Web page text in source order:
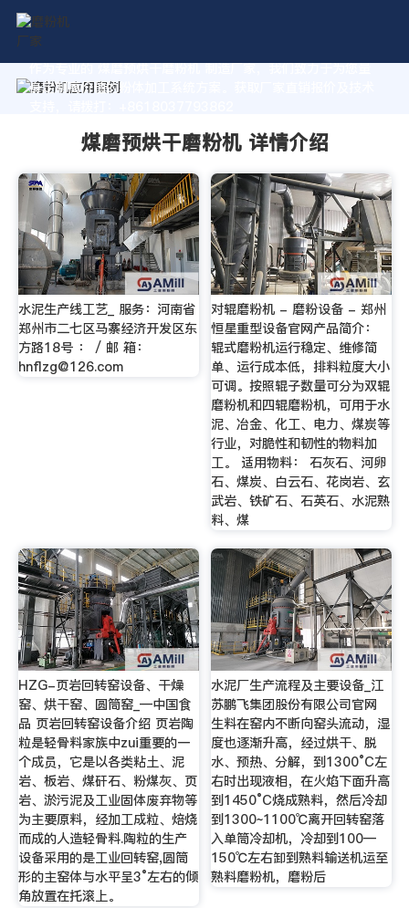
作为专业的 煤磨预烘干磨粉机 制造厂家，我们致力于为您量
身定制高价值的粉体加工系统方案。获取厂家直销报价及技术
煤磨预烘干磨粉机 详情介绍
水泥生产线工艺_ 服务：河南省
郑州市二七区马寨经济开发区东
方路18号 ： / 邮 箱：
hnflzg@126.com
对辊磨粉机 - 磨粉设备 - 郑州
恒星重型设备官网产品简介：
辊式磨粉机运行稳定、维修简
单、运行成本低，排料粒度大小
可调。按照辊子数量可分为双辊
磨粉机和四辊磨粉机，可用于水
泥、冶金、化工、电力、煤炭等
行业，对脆性和韧性的物料加
工。 适用物料： 石灰石、河卵
石、煤炭、白云石、花岗岩、玄
武岩、铁矿石、石英石、水泥熟
料、煤
HZG-页岩回转窑设备、干燥
窑、烘干窑、圆筒窑_—中国食
品 页岩回转窑设备介绍 页岩陶
粒是轻骨料家族中zui重要的一
个成员，它是以各类粘土、泥
岩、板岩、煤矸石、粉煤灰、页
岩、淤污泥及工业固体废弃物等
为主要原料，经加工成粒、焙烧
而成的人造轻骨料.陶粒的生产
设备采用的是工业回转窑,圆筒
形的主窑体与水平呈3°左右的倾
角放置在托滚上。
水泥厂生产流程及主要设备_江
苏鹏飞集团股份有限公司官网
生料在窑内不断向窑头流动，湿
度也逐渐升高，经过烘干、脱
水、预热、分解，到1300°C左
右时出现液相，在火焰下面升高
到1450°C烧成熟料，然后冷却
到1300~1100℃离开回转窑落
入单筒冷却机，冷却到100—
150℃左右卸到熟料输送机运至
熟料磨粉机，磨粉后